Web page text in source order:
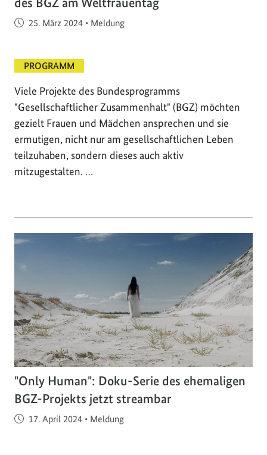
Veröffentlicht am
25. März 2024 • Meldung
PROGRAMM
Viele Projekte des Bundesprogramms
"Gesellschaftlicher Zusammenhalt" (BGZ) möchten
gezielt Frauen und Mädchen ansprechen und sie
ermutigen, nicht nur am gesellschaftlichen Leben
teilzuhaben, sondern dieses auch aktiv
mitzugestalten. …
"Only Human": Doku-Serie des ehemaligen
BGZ-Projekts jetzt streambar
Veröffentlicht am
17. April 2024 • Meldung